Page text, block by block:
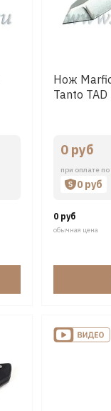
Нож
Tanto
0 руб
при оплате по
0 руб
0 руб
обычная цена